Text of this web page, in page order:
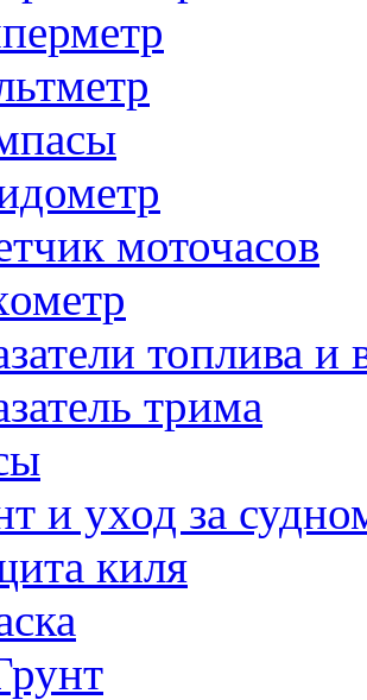
моточасов
топлива и
трима
и уход за
киля